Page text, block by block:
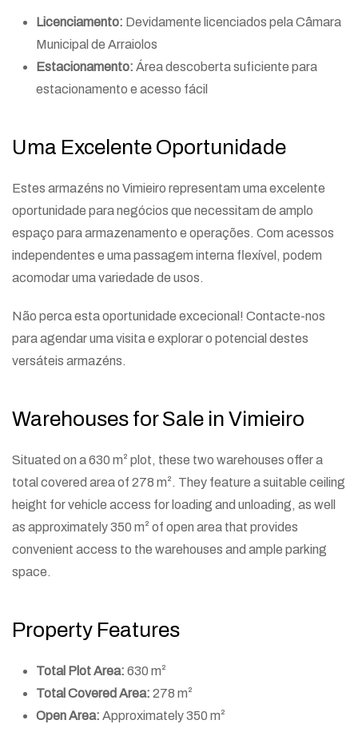
Licenciamento: Devidamente licenciados pela Câmara
Municipal de Arraiolos
Estacionamento: Área descoberta suficiente para
estacionamento e acesso fácil
Uma Excelente Oportunidade
Estes armazéns no Vimieiro representam uma excelente
oportunidade para negócios que necessitam de amplo
espaço para armazenamento e operações. Com acessos
independentes e uma passagem interna flexível, podem
acomodar uma variedade de usos.
Não perca esta oportunidade excecional! Contacte-nos
para agendar uma visita e explorar o potencial destes
versáteis armazéns.
Warehouses for Sale in Vimieiro
Situated on a 630 m² plot, these two warehouses offer a
total covered area of 278 m². They feature a suitable ceiling
height for vehicle access for loading and unloading, as well
as approximately 350 m² of open area that provides
convenient access to the warehouses and ample parking
space.
Property Features
Total Plot Area: 630 m²
Total Covered Area: 278 m²
Open Area: Approximately 350 m²